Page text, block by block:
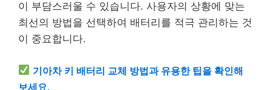
이 부담스러울 수 있습니다. 사용자의 상황에 맞는
최선의 방법을 선택하여 배터리를 적극 관리하는 것
이 중요합니다.
기아차 키 배터리 교체 방법과 유용한 팁을 확인해
보세요.